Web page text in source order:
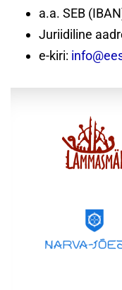
a.a. SEB
Juriidiline
e-kiri: